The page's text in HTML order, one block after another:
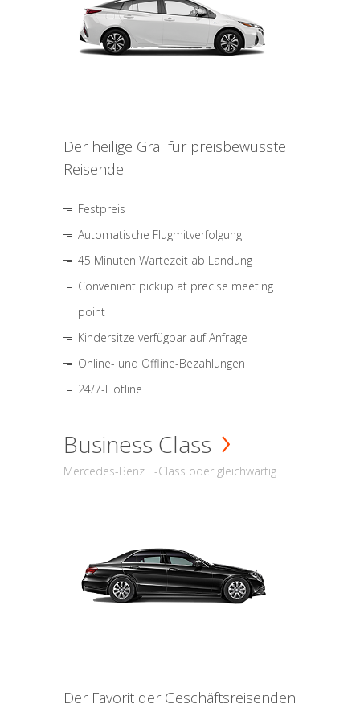
Der heilige Gral für preisbewusste
Reisende
Festpreis
Automatische Flugmitverfolgung
45 Minuten Wartezeit ab Landung
Convenient pickup at precise meeting
point
Kindersitze verfügbar auf Anfrage
Online- und Offline-Bezahlungen
24/7-Hotline
Business Class
Mercedes-Benz E-Class oder gleichwärtig
Der Favorit der Geschäftsreisenden